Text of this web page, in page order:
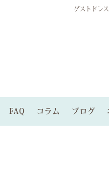
ゲストドレ
レンタルパーティードレス
サイズから探す
パーティードレスプラン
FAQ コラム ブログ